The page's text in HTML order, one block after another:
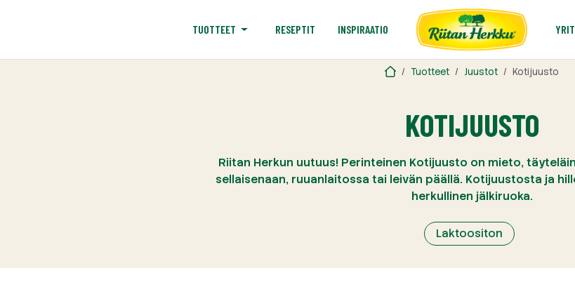
TUOTTEET RESEPTIT INSPIRAATIO
Tuotteet Juustot Kotijuusto
KOTIJUUSTO
Riitan Herkun uutuus! Perinteinen Kotijuusto on mieto,
sellaisenaan, ruuanlaitossa tai leivän päällä. Kotijuustosta ja
herkullinen jälkiruoka.
Laktoositon